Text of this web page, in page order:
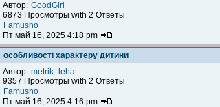
Автор: GoodGirl
6873 Просмотры with 2 Ответы
Famusho
Пт май 16, 2025 4:18 pm
особливості характеру дитини
Автор: metrik_leha
9357 Просмотры with 2 Ответы
Famusho
Пт май 16, 2025 4:16 pm